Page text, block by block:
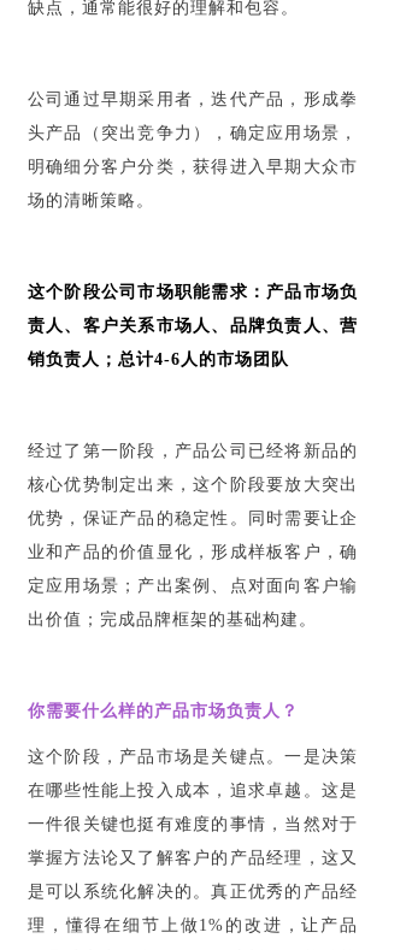
缺点，通常能很好的理解和包容。
公司通过早期采用者，迭代产品，形成拳
头产品（突出竞争力），确定应用场景，
明确细分客户分类，获得进入早期大众市
场的清晰策略。
这个阶段公司市场职能需求：产品市场负
责人、客户关系市场人、品牌负责人、营
销负责人；总计4-6人的市场团队
经过了第一阶段，产品公司已经将新品的
核心优势制定出来，这个阶段要放大突出
优势，保证产品的稳定性。同时需要让企
业和产品的价值显化，形成样板客户，确
定应用场景；产出案例、点对面向客户输
出价值；完成品牌框架的基础构建。
你需要什么样的产品市场负责人？
这个阶段，产品市场是关键点。一是决策
在哪些性能上投入成本，追求卓越。这是
一件很关键也挺有难度的事情，当然对于
掌握方法论又了解客户的产品经理，这又
是可以系统化解决的。真正优秀的产品经
理，懂得在细节上做1%的改进，让产品